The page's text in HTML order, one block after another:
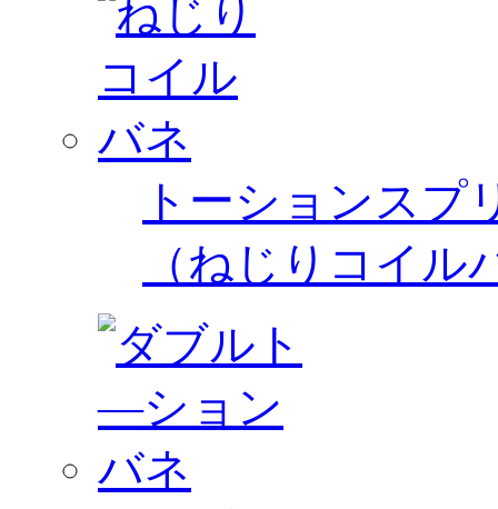
トーションスプ
（ねじりコイル